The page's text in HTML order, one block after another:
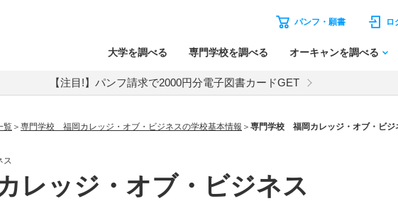
パンフ・願書 ロ
大学を調べる 専門学校を調べる オーキャンを調べる
【注目!】パンフ請求で2000円分電子図書カードGET
覧 専門学校 福岡カレッジ・オブ・ビジネスの学校基本情報 専門学校 福岡カレッジ・オブ・ビジ
ス
レッジ・オブ・ビジネス